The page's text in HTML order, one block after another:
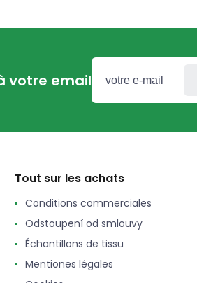
votre email
Tout sur les achats
Conditions commerciales
Odstoupení od smlouvy
Échantillons de tissu
Mentiones légales